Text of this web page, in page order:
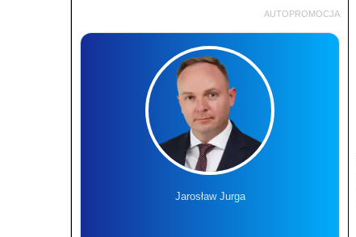
AUTOPROMOCJA
Jarosław Jurga